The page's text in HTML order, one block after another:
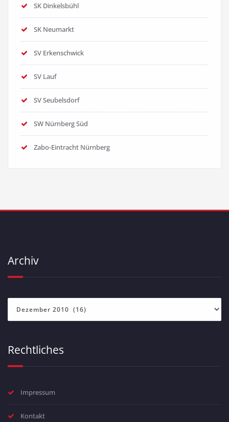
SK Dinkelsbühl
SK Neumarkt
SV Erkenschwick
SV Lauf
SV Seubelsdorf
SW Nürnberg Süd
Zabo-Eintracht Nürnberg
Archiv
Rechtliches
Impressum
Kontakt